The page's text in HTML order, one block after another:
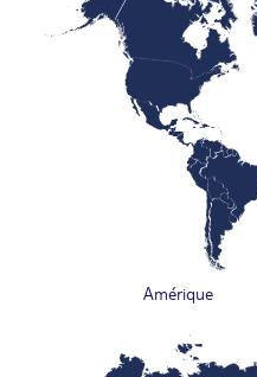
Amérique